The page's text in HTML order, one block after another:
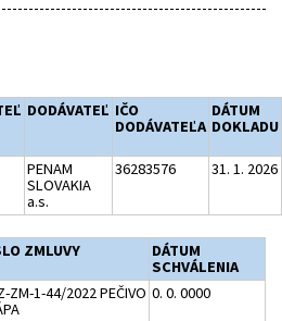
DODÁVATEĽ IČO
DODÁVATEĽA
DÁTUM
DOKLADU
PENAM
SLOVAKIA
a.s.
36283576 31. 1. 2026
ZMLUVY
DÁTUM
SCHVÁLENIA
ZM-1-44/2022 PEČIVO 0. 0. 0000